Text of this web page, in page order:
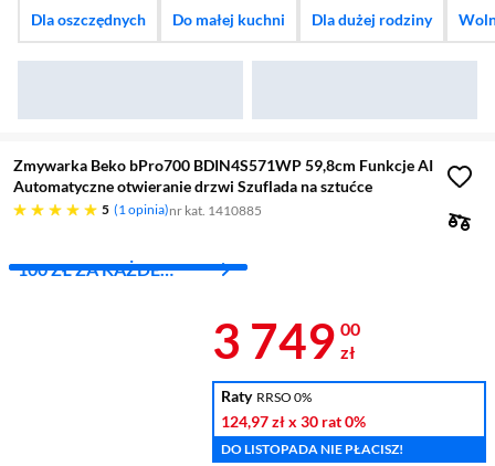
Dla oszczędnych Do małej kuchni Dla dużej rodziny
Zmywarka Beko bPro700 BDIN4S571WP 59,8cm Funkcje AI
Automatyczne otwieranie drzwi Szuflada na sztućce
5
pięć gwiazdek 1 opinia nr kat. 1410885
100 ZŁ ZA KAŻDE
Cena 3 749
3 749 00
zł
Raty RRSO 0%
124,97 złx 30 rat0%
DO LISTOPADA NIE PŁACISZ!